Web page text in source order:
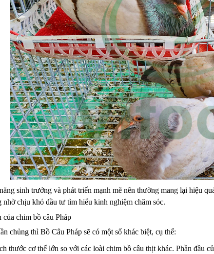
sinh trưởng và phát triển mạnh mẽ nên thường mang lại hiệu
nhờ chịu khó đầu tư tìm hiểu kinh nghiệm chăm sóc.
chim bồ câu Pháp
chủng thì Bồ Câu Pháp sẽ có một số khác biệt, cụ thể:
thước cơ thể lớn so với các loài chim bồ câu thịt khác. Phần đầu